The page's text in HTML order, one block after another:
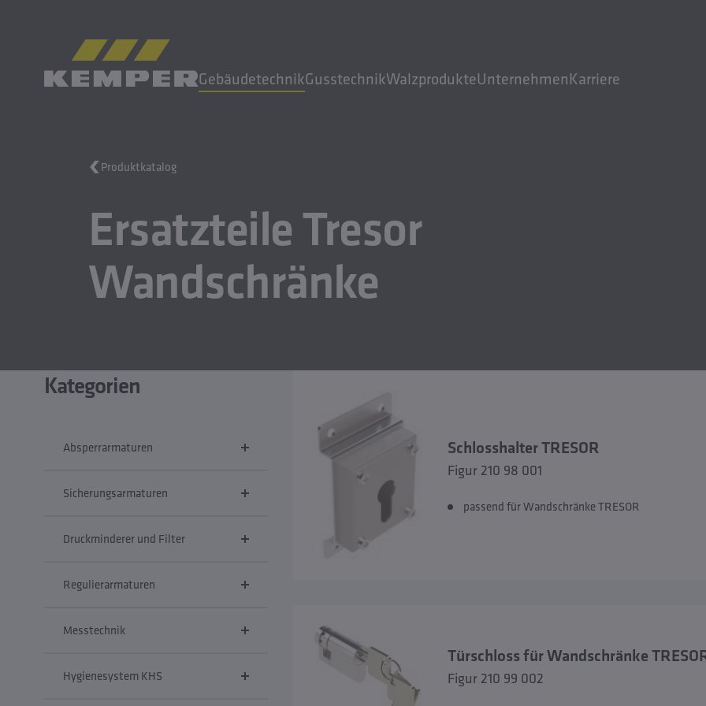
GebäudetechnikGusstechnikWalzprodukteUnternehmenKarriere
MENÜ
Gusstechnik
Walzprodukte
Karriere
DE| CH Sprachwechsler
Produktkatalog
Ersatzteile Tresor
Wandschränke
Kategorien
Absperrarmaturen
Sicherungsarmaturen
Druckminderer und Filter
Regulierarmaturen
Messtechnik
Hygienesystem KHS
Schlosshalter TRESOR
Figur 210 98 001
passend für Wandschränke TRESOR
Türschloss für Wandschränke
Figur 210 99 002